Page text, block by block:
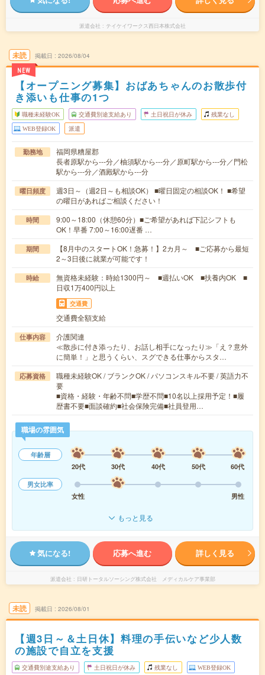
派遣会社 テイケイワークス西日本株式会社
未読
NEW
掲載日 2026/08/04
【オープニング募集】おばあちゃんのお散歩付
き添いも仕事の1つ
職種未経験OK 交通費別途支給あり 土日祝日が休み 残業なし
WEB登録OK 派遣
勤務地
福岡県糟屋郡
長者原駅から---分／柚須駅から---分／原町駅から---分／門松
駅から---分／酒殿駅から---分
曜日頻度
週3日～（週2日～も相談OK） ■曜日固定の相談OK！ ■希望
の曜日があればご相談ください！
時間
9:00～18:00（休憩60分）■ご希望があれば下記シフトも
OK！早番 7:00～16:00遅番 …
期間
【8月中のスタートOK！急募！】2カ月～ ■ご応募から最短
2～3日後に就業が可能です！
時給
無資格未経験：時給1300円～ ■週払いOK ■扶養内OK ■
日収1万400円以上
交通費
交通費全額支給
仕事内容
介護関連
≪散歩に付き添ったり、お話し相手になったり≫「え？意外
に簡単！」と思うくらい、スグできる仕事からスタ…
応募資格
職種未経験OK / ブランクOK / パソコンスキル不要 / 英語力不
要
■資格・経験・年齢不問■学歴不問■10名以上採用予定！■履
歴書不要■面談確約■社会保険完備■社員登用…
職場の雰囲気
年齢層
20代
30代 40代 50代
60代
男女比率
女性
男性
もっと見る
気になる! 応募へ進む 詳しく見る
派遣会社 日研トータルソーシング株式会社 メディカルケア事業部
未読 掲載日 2026/08/01
【週3日～＆土日休】料理の手伝いなど少人数
の施設で自立を支援
交通費別途支給あり 土日祝日が休み 残業なし WEB登録OK